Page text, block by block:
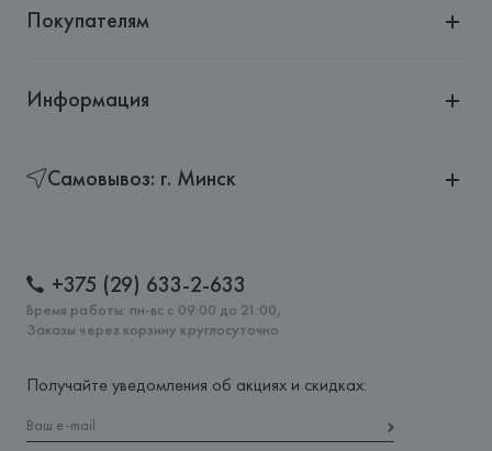
Покупателям
Информация
Самовывоз: г. Минск
+375 (29) 633-2-633
Время работы: пн-вс с 09:00 до 21:00,
Заказы через корзину круглосуточно
Получайте уведомления об акциях и скидках: